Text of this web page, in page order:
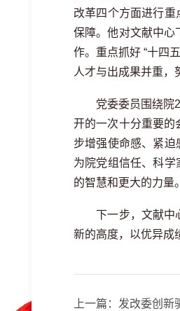
改革四个方面进行
保障。他对文献中心
作。重点抓好 “十四
人才与出成果并重，
党委委员围绕院
开的一次十分重要的
步增强使命感、紧
为院党组信任、科
的智慧和更大的力量。
下一步，文献中
新的高度，以优异成
上一篇： 发改委创新